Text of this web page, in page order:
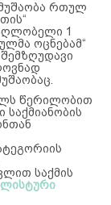
რთულ
1
ოცნებამ“
წერილობით
საქმის